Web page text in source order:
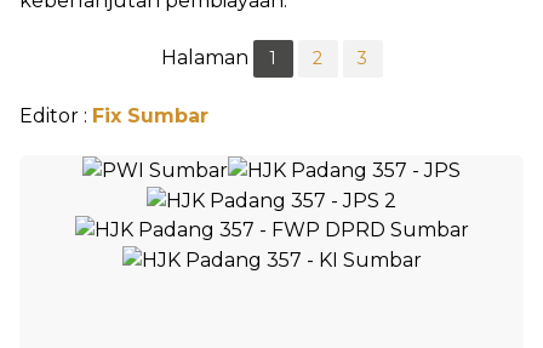
Halaman 1 2 3
Editor : Fix Sumbar